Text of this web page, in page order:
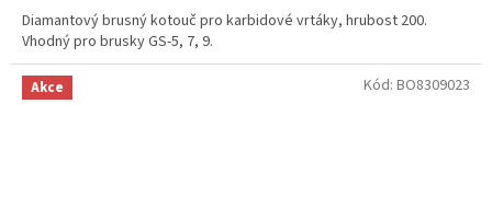
Diamantový brusný kotouč pro karbidové vrtáky, hrubost 200.
Vhodný pro brusky GS-5, 7, 9.
Akce Kód: BO8309023